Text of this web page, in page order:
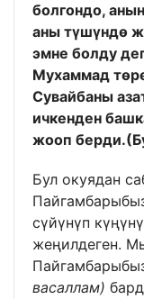
болгондо,
аны түшүндө
эмне болду
Мухаммад
Сувайбаны
ичкенден
жооп берди.
Бул окуядан
сүйүнүп
жеңилдеген.
васаллам)